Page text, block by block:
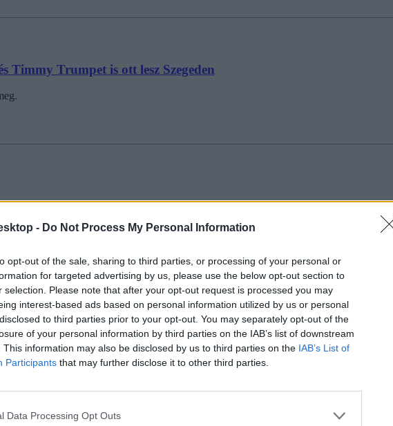
- Do Not Process My Personal Information
opt-out of the sale, sharing to third parties, or processing of your personal or
for targeted advertising by us, please use the below opt-out section to
selection. Please note that after your opt-out request is processed you may
interest-based ads based on personal information utilized by us or personal
to third parties prior to your opt-out. You may separately opt-out of the
of your personal information by third parties on the IAB’s list of downstream
This information may also be disclosed by us to third parties on the IAB’s List of
Participants that may further disclose it to other third parties.
Data Processing Opt Outs
Timmy Trumpet is ott lesz Szegeden
oktatás szereplőivel.
napjain a SZIN-en (Szegedi Ifjúsági Napok) is bulizhattok.